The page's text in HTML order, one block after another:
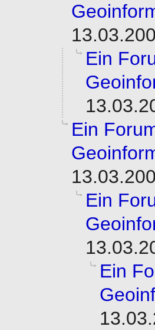
Ein
Ein
Ein
Ein